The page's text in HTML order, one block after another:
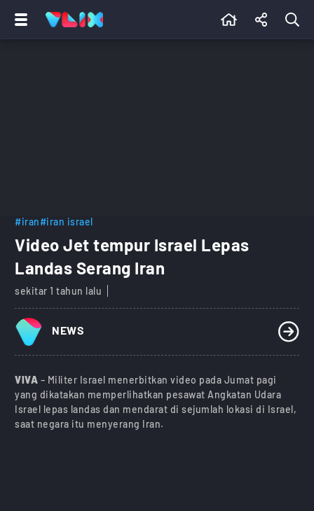
#iran#iran israel
Video Jet tempur Israel Lepas
Landas Serang Iran
sekitar 1 tahun lalu
NEWS
VIVA – Militer Israel menerbitkan video pada Jumat pagi
yang dikatakan memperlihatkan pesawat Angkatan Udara
Israel lepas landas dan mendarat di sejumlah lokasi di Israel,
saat negara itu menyerang Iran.